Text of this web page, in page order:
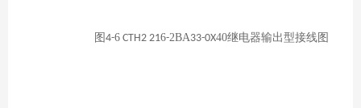
图 4-6CTH2 216-2BA33-0X40继电器输出型接线图